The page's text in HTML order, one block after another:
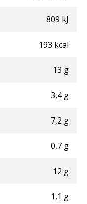
809 kJ
193 kcal
13 g
3,4 g
7,2 g
0,7 g
12 g
1,1 g